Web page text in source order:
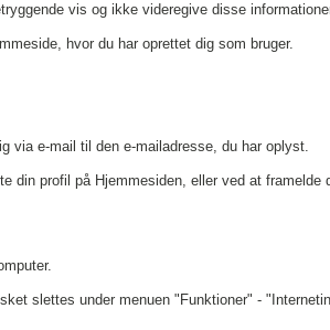
vis og ikke videregive disse
hvor du har oprettet dig som bruger.
via e-mail til den e-mailadresse, du har oplyst.
din profil på Hjemmesiden, eller ved at
slettes under menuen "Funktioner" -